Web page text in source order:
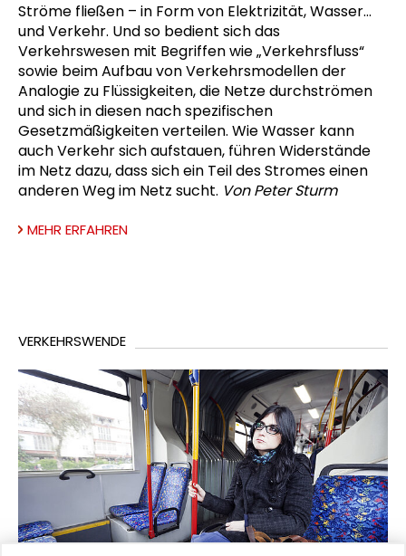
Ströme fließen – in Form von Elektrizität, Wasser…
und Verkehr. Und so bedient sich das
Verkehrswesen mit Begriffen wie „Verkehrsfluss“
sowie beim Aufbau von Verkehrsmodellen der
Analogie zu Flüssigkeiten, die Netze durchströmen
und sich in diesen nach spezifischen
Gesetzmäßigkeiten verteilen. Wie Wasser kann
auch Verkehr sich aufstauen, führen Widerstände
im Netz dazu, dass sich ein Teil des Stromes einen
anderen Weg im Netz sucht. Von Peter Sturm
MEHR ERFAHREN
VERKEHRSWENDE